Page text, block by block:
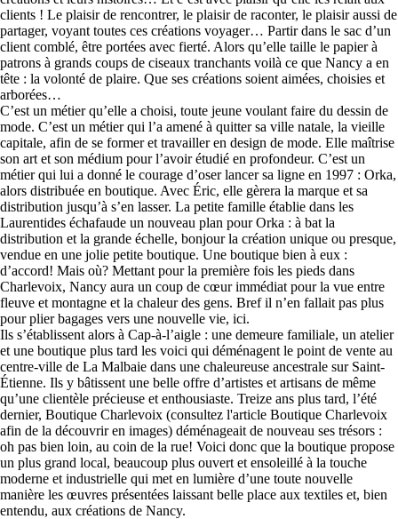
clients ! Le plaisir de rencontrer, le plaisir de raconter, le plaisir aussi de
partager, voyant toutes ces créations voyager… Partir dans le sac d’un
client comblé, être portées avec fierté. Alors qu’elle taille le papier à
patrons à grands coups de ciseaux tranchants voilà ce que Nancy a en
tête : la volonté de plaire. Que ses créations soient aimées, choisies et
arborées…
C’est un métier qu’elle a choisi, toute jeune voulant faire du dessin de
mode. C’est un métier qui l’a amené à quitter sa ville natale, la vieille
capitale, afin de se former et travailler en design de mode. Elle maîtrise
son art et son médium pour l’avoir étudié en profondeur. C’est un
métier qui lui a donné le courage d’oser lancer sa ligne en 1997 : Orka,
alors distribuée en boutique. Avec Éric, elle gèrera la marque et sa
distribution jusqu’à s’en lasser. La petite famille établie dans les
Laurentides échafaude un nouveau plan pour Orka : à bat la
distribution et la grande échelle, bonjour la création unique ou presque,
vendue en une jolie petite boutique. Une boutique bien à eux :
d’accord! Mais où? Mettant pour la première fois les pieds dans
Charlevoix, Nancy aura un coup de cœur immédiat pour la vue entre
fleuve et montagne et la chaleur des gens. Bref il n’en fallait pas plus
pour plier bagages vers une nouvelle vie, ici.
Ils s’établissent alors à Cap-à-l’aigle : une demeure familiale, un atelier
et une boutique plus tard les voici qui déménagent le point de vente au
centre-ville de La Malbaie dans une chaleureuse ancestrale sur Saint-
Étienne. Ils y bâtissent une belle offre d’artistes et artisans de même
qu’une clientèle précieuse et enthousiaste. Treize ans plus tard, l’été
dernier, Boutique Charlevoix (consultez l'article Boutique Charlevoix
afin de la découvrir en images) déménageait de nouveau ses trésors :
oh pas bien loin, au coin de la rue! Voici donc que la boutique propose
un plus grand local, beaucoup plus ouvert et ensoleillé à la touche
moderne et industrielle qui met en lumière d’une toute nouvelle
manière les œuvres présentées laissant belle place aux textiles et, bien
entendu, aux créations de Nancy.